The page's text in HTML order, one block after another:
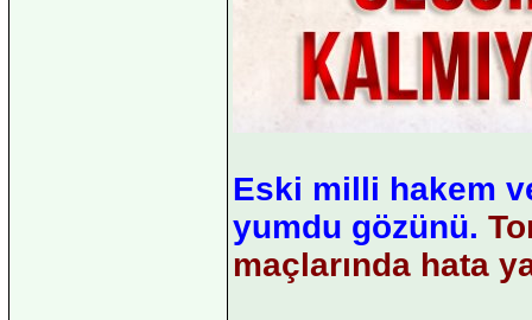
Eski milli hakem
yumdu gözünü.
maçlarında hata